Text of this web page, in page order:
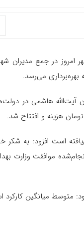
امروز در جمع مدیران
بهره‌برداری می‌رسد.
اختصاص‌یافته است افزود:
موافقت وزارت